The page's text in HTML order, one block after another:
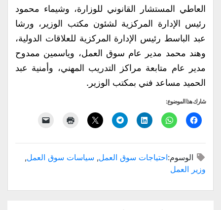
العاطي المستشار القانوني للوزارة، وشيماء محمود
رئيس الإدارة المركزية لشئون مكتب الوزير، ورشا
عبد الباسط رئيس الإدارة المركزية للعلاقات الدولية،
وهند محمد مدير عام سوق العمل، وياسمين ممدوح
مدير عام متابعة مراكز التدريب المهني، وأمنية عبد
الحميد مساعد فني بمكتب الوزير.
شارك هذا الموضوع:
الوسوم:احتياجات سوق العمل, سياسات سوق العمل,
وزير العمل